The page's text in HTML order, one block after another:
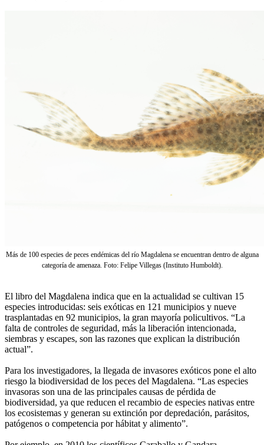
Más de 100 especies de peces endémicas del río Magdalena se encuentran dentro de alguna
categoría de amenaza. Foto: Felipe Villegas (Instituto Humboldt).
El libro del Magdalena indica que en la actualidad se cultivan 15
especies introducidas: seis exóticas en 121 municipios y nueve
trasplantadas en 92 municipios, la gran mayoría policultivos. “La
falta de controles de seguridad, más la liberación intencionada,
siembras y escapes, son las razones que explican la distribución
actual”.
Para los investigadores, la llegada de invasores exóticos pone el alto
riesgo la biodiversidad de los peces del Magdalena. “Las especies
invasoras son una de las principales causas de pérdida de
biodiversidad, ya que reducen el recambio de especies nativas entre
los ecosistemas y generan su extinción por depredación, parásitos,
patógenos o competencia por hábitat y alimento”.